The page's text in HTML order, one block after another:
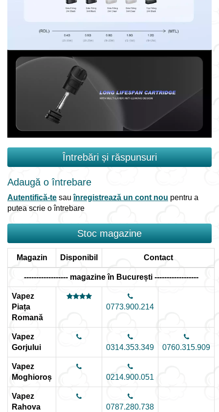
Întrebări și răspunsuri
Adaugă o întrebare
Autentifică-te sauînregistrează un cont nou pentru a
putea scrie o întrebare
Stoc magazine
Magazin Disponibil Contact
------------------ magazine în București ------------------
Vapez
Piața
Romană
0773.900.214
Vapez
Gorjului
0314.353.349 0760.315.909
Vapez
Moghioroș
0214.900.051
Vapez
Rahova
0787.280.738